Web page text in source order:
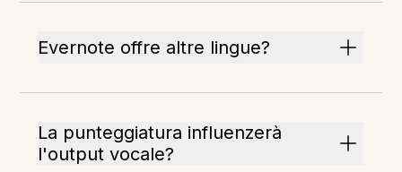
Evernote offre altre lingue?
La punteggiatura influenzerà
l'output vocale?